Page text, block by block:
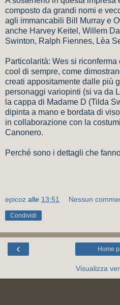
composto da grandi nomi e
agli immancabili Bill Murray e
anche Harvey Keitel, Willem
Swinton, Ralph Fiennes, Lèa
Particolarità: Wes si
cool di sempre, come
creati appositamente dalle più
personaggi variopinti (si va da
la cappa di Madame D (Tilda
dipinta a mano e bordata di
in collaborazione con la
Canonero.
Perché sono i dettagli che
epicoz alle 13:51 Nessun
Condividi
‹ Home
Visualizza